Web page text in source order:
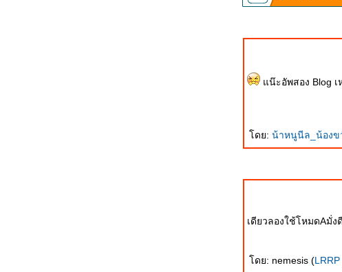
น๊ะอัพสอง Blog เ
ดย: น้าหนูนีล_น้อง
เดียวลองใช้โหมดAมั่
ดย: nemesis (LRRP